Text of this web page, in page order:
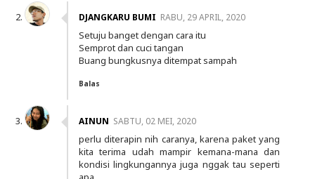
DJANGKARU BUMI RABU, 29 APRIL, 2020
Setuju banget dengan cara itu
Semprot dan cuci tangan
Buang bungkusnya ditempat sampah
Balas
AINUN SABTU, 02 MEI, 2020
perlu diterapin nih caranya, karena paket yang
kita terima udah mampir kemana-mana dan
kondisi lingkungannya juga nggak tau seperti